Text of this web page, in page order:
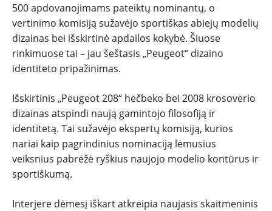
REPORTAŽAI
SPORTAS
ĮVAIRENYBĖS
500 apdovanojimams pateiktų nominantų, o
vertinimo komisiją sužavėjo sportiškas abiejų modelių
dizainas bei išskirtinė apdailos kokybė. Šiuose
rinkimuose tai – jau šeštasis „Peugeot“ dizaino
identiteto pripažinimas.
Išskirtinis „Peugeot 208“ hečbeko bei 2008 krosoverio
dizainas atspindi naują gamintojo filosofiją ir
identitetą. Tai sužavėjo ekspertų komisiją, kurios
nariai kaip pagrindinius nominaciją lėmusius
veiksnius pabrėžė ryškius naujojo modelio kontūrus ir
sportiškumą.
Interjere dėmesį iškart atkreipia naujasis skaitmeninis